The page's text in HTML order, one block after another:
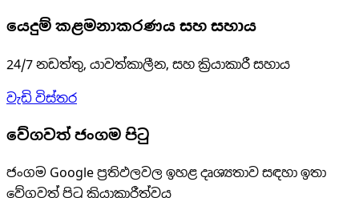
යෙදුම් කළමනාකරණය සහ සහාය
24/7 නඩත්තු, යාවත්කාලීන, සහ ක්‍රියාකාරී සහාය
වැඩි විස්තර
වේගවත් ජංගම පිටු
ජංගම Google ප්‍රතිඵලවල ඉහළ දෘශ්‍යතාව සඳහා ඉතා